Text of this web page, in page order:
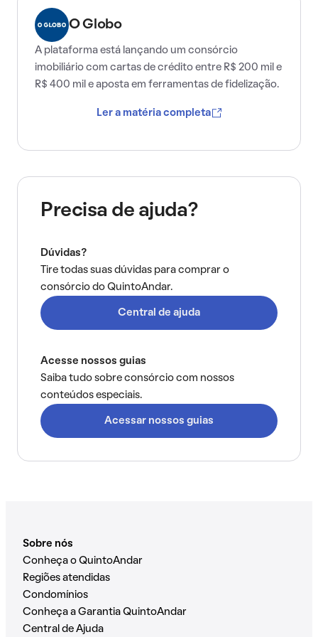
O Globo
A plataforma está lançando um consórcio
imobiliário com cartas de crédito entre R$ 200 mil e
R$ 400 mil e aposta em ferramentas de fidelização.
Ler a matéria completa
Precisa de ajuda?
Dúvidas?
Tire todas suas dúvidas para comprar o
consórcio do QuintoAndar.
Central de ajuda
Acesse nossos guias
Saiba tudo sobre consórcio com nossos
conteúdos especiais.
Acessar nossos guias
Sobre nós
Conheça o QuintoAndar
Regiões atendidas
Condomínios
Conheça a Garantia QuintoAndar
Central de Ajuda